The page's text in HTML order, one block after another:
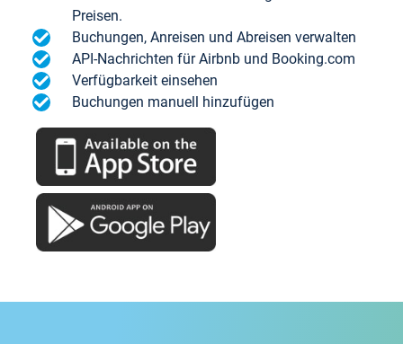
Preisen.
Buchungen, Anreisen und Abreisen verwalten
API-Nachrichten für Airbnb und Booking.com
Verfügbarkeit einsehen
Buchungen manuell hinzufügen